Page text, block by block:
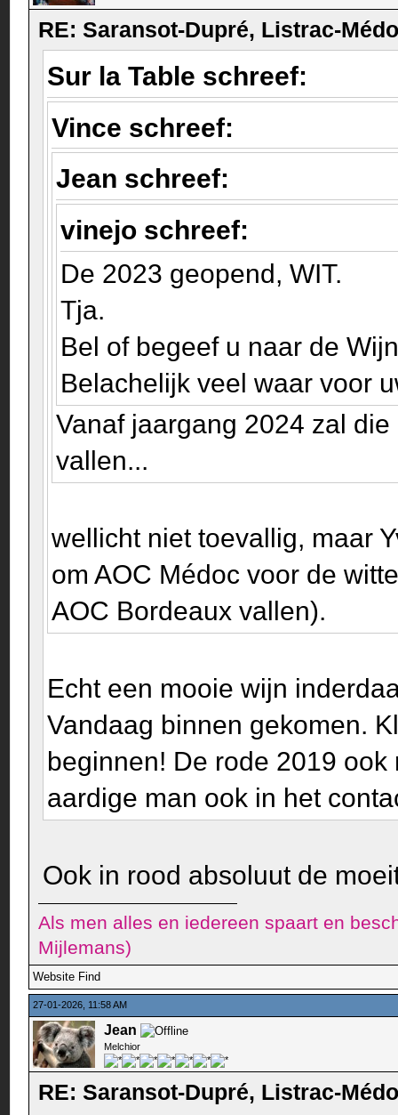
RE: Saransot-Dupré, Listrac-
Sur la Table schreef:
Vince schreef:
Jean schreef:
vinejo schreef:
De 2023 geopend, WIT.
Tja.
Bel of begeef u naar de
Belachelijk veel waar voor
Vanaf jaargang 2024 zal
vallen...
wellicht niet toevallig, maar
om AOC Médoc voor de
AOC Bordeaux vallen).
Echt een mooie wijn
Vandaag binnen gekomen.
beginnen! De rode 2019
aardige man ook in het
Ook in rood absoluut de
Als men alles en iedereen spaart en
Mijlemans)
Website Find
27-01-2026, 11:58 AM
Jean
Melchior
RE: Saransot-Dupré, Listrac-